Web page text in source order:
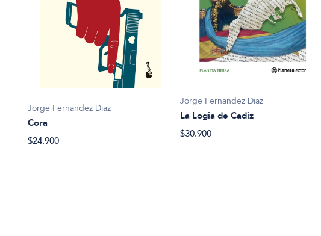
Jorge Fernandez Diaz
Cora
$24.900
Jorge Fernandez Diaz
La Logia de Cadiz
$30.900